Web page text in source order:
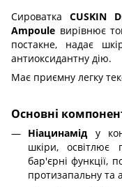
Сироватка CUSKIN
Ampoule вирівнює
постакне, надає
антиоксидантну дію.
Має приємну легку
Основні
Ніацинамід у
шкіри, освітлює
бар'єрні функції,
протизапальну та